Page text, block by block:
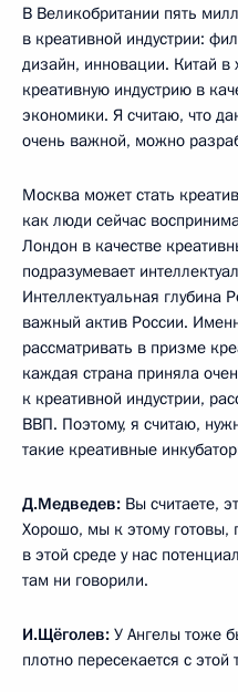
В Великобритании пять
в креативной индустрии:
дизайн, инновации. Китай в
креативную индустрию в
экономики. Я считаю, что
очень важной, можно
Москва может стать
как люди сейчас
Лондон в качестве
подразумевает
Интеллектуальная глубина
важный актив России.
рассматривать в призме
каждая страна приняла
к креативной индустрии,
ВВП. Поэтому, я считаю,
такие креативные
Д.Медведев: Вы считаете,
Хорошо, мы к этому готовы,
в этой среде у нас
там ни говорили.
И.Щёголев: У Ангелы тоже
плотно пересекается с этой